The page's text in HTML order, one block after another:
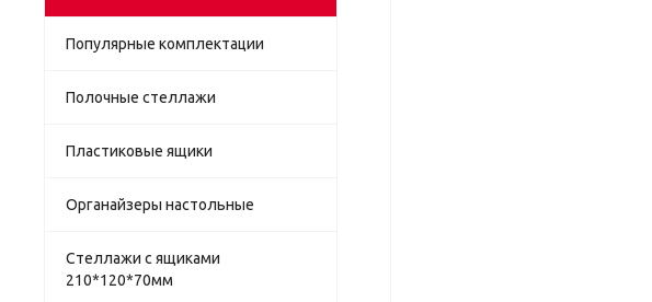
Популярные комплектации
Полочные стеллажи
Пластиковые ящики
Органайзеры настольные
Стеллажи с ящиками
210*120*70мм